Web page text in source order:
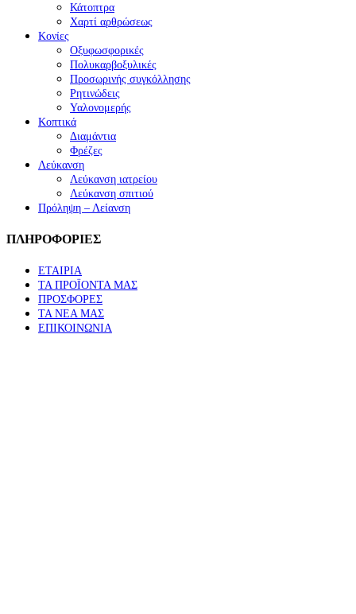
Κάτοπτρα
Χαρτί αρθρώσεως
Κονίες
Οξυφωσφορικές
Πολυκαρβοξυλικές
Προσωρινής συγκόλλησης
Ρητινώδεις
Υαλονομερής
Κοπτικά
Διαμάντια
Φρέζες
Λεύκανση
Λεύκανση ιατρείου
Λεύκανση σπιτιού
Πρόληψη – Λείανση
ΠΛΗΡΟΦΟΡΙΕΣ
ΕΤΑΙΡΙΑ
ΤΑ ΠΡΟΪΟΝΤΑ ΜΑΣ
ΠΡΟΣΦΟΡΕΣ
ΤΑ ΝΕΑ ΜΑΣ
ΕΠΙΚΟΙΝΩΝΙΑ